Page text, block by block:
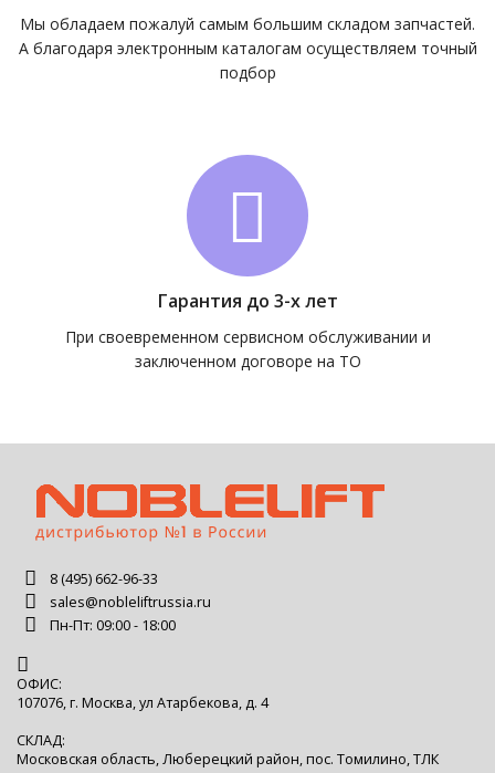
Мы обладаем пожалуй самым большим складом запчастей.
А благодаря электронным каталогам осуществляем точный
подбор
Гарантия до 3-х лет
При своевременном сервисном обслуживании и
заключенном договоре на ТО
8 (495) 662-96-33
sales@nobleliftrussia.ru
Пн-Пт: 09:00 - 18:00
ОФИС:
107076, г. Москва, ул Атарбекова, д. 4
СКЛАД:
Московская область, Люберецкий район, пос. Томилино, ТЛК